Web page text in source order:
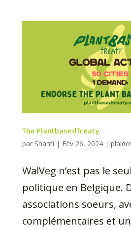
The PlantbasedTreaty
par Shanti | Fév 26, 2024|
WalVeg n’est pas le
politique en Belgique.
associations soeurs,
complémentaires et